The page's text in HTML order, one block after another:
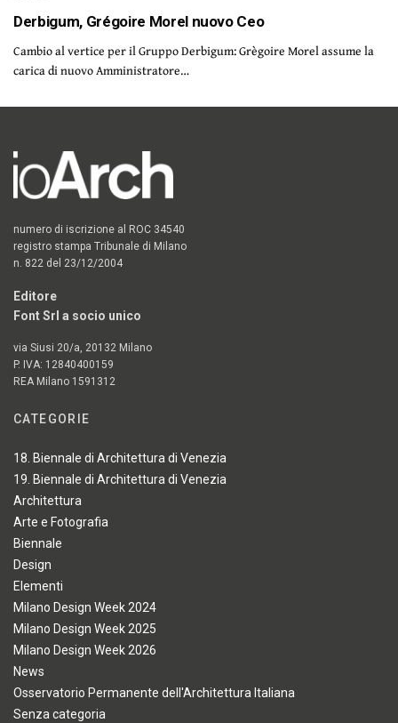
Derbigum, Grégoire Morel nuovo Ceo
Cambio al vertice per il Gruppo Derbigum: Grègoire Morel assume la
carica di nuovo Amministratore…
numero di iscrizione al ROC 34540
registro stampa Tribunale di Milano
n. 822 del 23/12/2004
Editore
Font Srl a socio unico
via Siusi 20/a, 20132 Milano
P. IVA: 12840400159
REA Milano 1591312
CATEGORIE
18. Biennale di Architettura di Venezia
19. Biennale di Architettura di Venezia
Architettura
Arte e Fotografia
Biennale
Design
Elementi
Milano Design Week 2024
Milano Design Week 2025
Milano Design Week 2026
News
Osservatorio Permanente dell'Architettura Italiana
Senza categoria